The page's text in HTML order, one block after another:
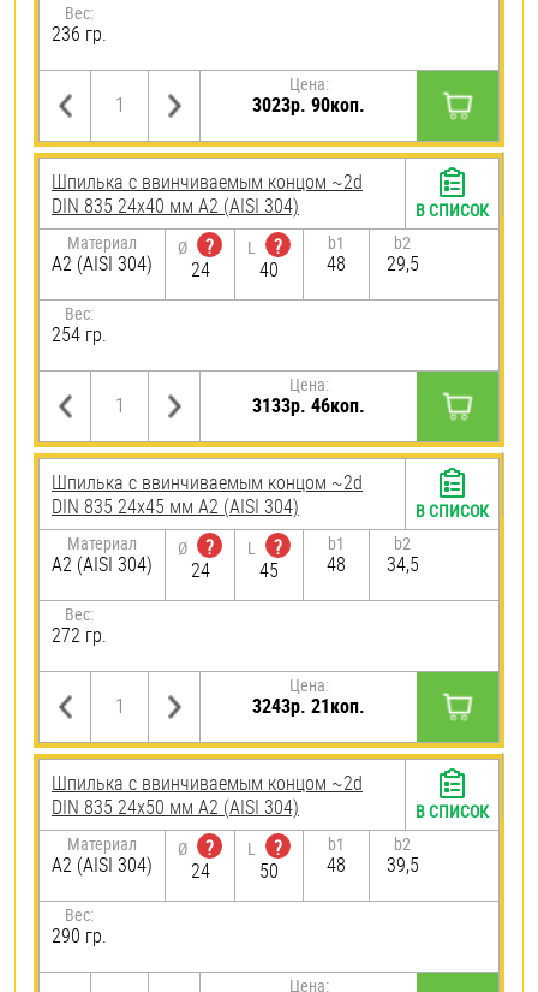
Вес:
236 гр.
Цена:
3023р. 90коп.
Шпилька c ввинчиваемым концом ~2d
DIN 835 24х40 мм А2 (AISI 304)
Материал
А2 (AISI 304)
Ø
?
24
L
?
40
b1
48
b2
29,5
Вес:
254 гр.
Цена:
3133р. 46коп.
В СПИСОК
Шпилька c ввинчиваемым концом ~2d
DIN 835 24х45 мм А2 (AISI 304)
Материал
А2 (AISI 304)
Ø
?
24
L
?
45
b1
48
b2
34,5
Вес:
272 гр.
Цена:
3243р. 21коп.
В СПИСОК
Шпилька c ввинчиваемым концом ~2d
DIN 835 24х50 мм А2 (AISI 304)
Материал
А2 (AISI 304)
Ø
?
24
L
?
50
b1
48
b2
39,5
Вес:
290 гр.
Цена:
В СПИСОК